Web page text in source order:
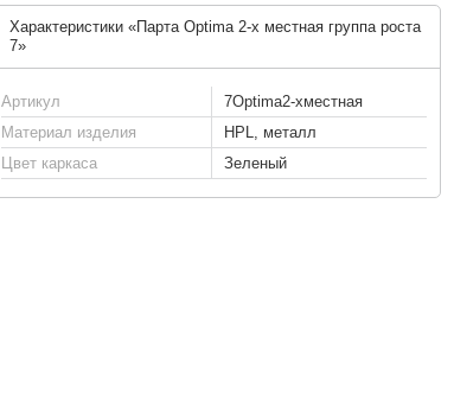
Характеристики «Парта Optima 2-х местная группа роста
7»
Артикул
7Optima2-хместная
Материал изделия
HPL, металл
Цвет каркаса
Зеленый